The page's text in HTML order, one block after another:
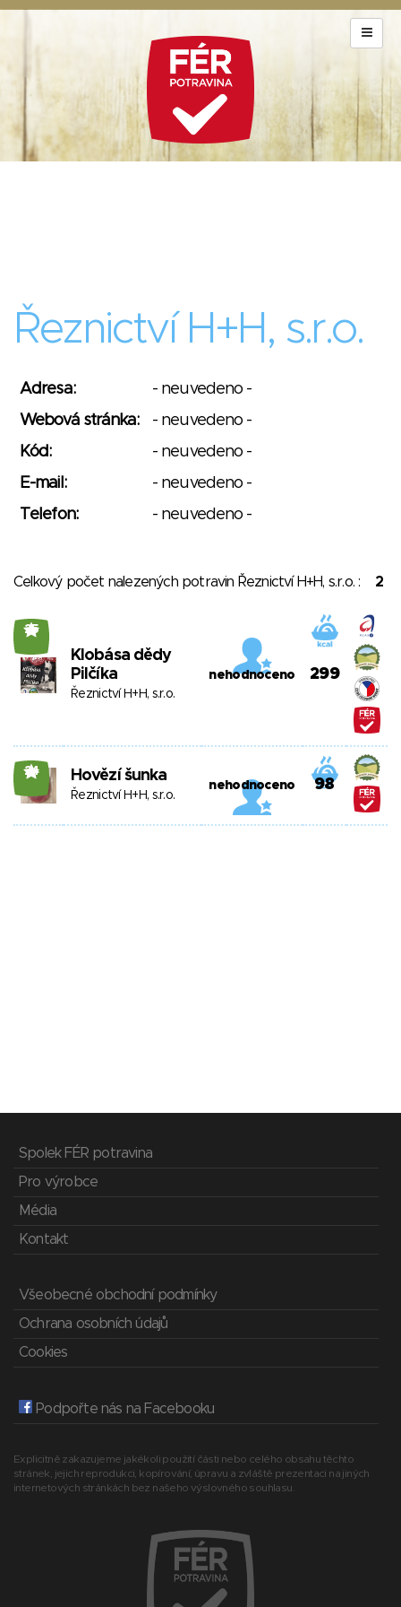
Řeznictví H+H, s.r.o.
Adresa:
- neuvedeno -
Webová stránka:
- neuvedeno -
Kód:
- neuvedeno -
E-mail:
- neuvedeno -
Telefon:
- neuvedeno -
Celkový počet nalezených potravin Řeznictví H+H, s.r.o. : 2
25
Klobása dědy
Pilčíka
Řeznictví H+H, s.r.o.
nehodnoceno 299
24 Hovězí šunka
Řeznictví H+H, s.r.o.
nehodnoceno 98
Spolek FÉR potravina
Pro výrobce
Média
Kontakt
Všeobecné obchodní podmínky
Ochrana osobních údajů
Cookies
Podpořte nás na Facebooku
Explicitně zakazujeme jakékoli použití části nebo celého obsahu těchto
stránek, jejich reprodukci, kopírování, úpravu a zvláště prezentaci na jiných
internetových stránkách bez našeho výslovného souhlasu.